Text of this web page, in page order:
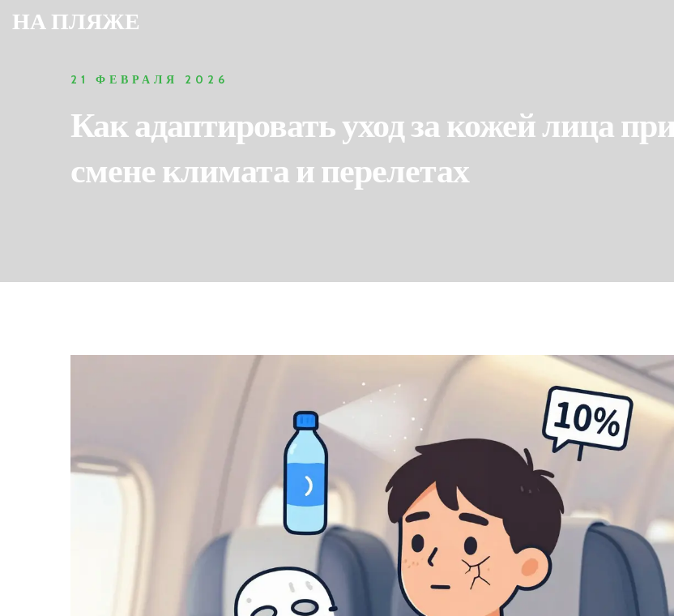
НА ПЛЯЖЕ
21 ФЕВРАЛЯ 2026
Как адаптировать уход за кожей лица
смене климата и перелетах